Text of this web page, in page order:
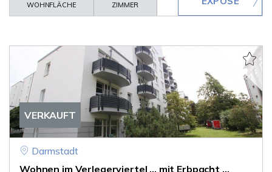
WOHNFLÄCHE
ZIMMER
VERKAUFT
Darmstadt
Wohnen im Verlegerviertel ... mit Erbpacht ...